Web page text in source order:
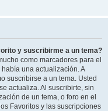
y suscribirme a un tema?
como marcadores para el
una actualización. A
suscribirse a un tema. Usted
actualiza. Al suscribirte, sin
de un tema, o foro en el
Favoritos y las suscripciones